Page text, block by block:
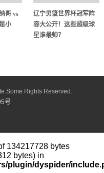
哥 vs
小
辽宁男篮世界杯冠军阵
容大公开！这些超级球
星谁最帅？
Rights Reserved.
号
134217728 bytes
bytes) in
plugin/dyspider/